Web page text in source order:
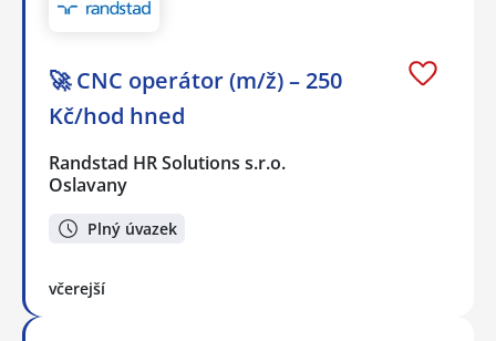
🚀 CNC operátor (m/ž) – 250
Kč/hod hned
Randstad HR Solutions s.r.o.
Oslavany
Plný úvazek
včerejší